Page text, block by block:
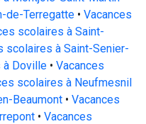
de-Terregatte • Vacances
scolaires à Saint-
scolaires à Saint-Senier-
à Doville • Vacances
scolaires à Neufmesnil
Beaumont • Vacances
• Vacances